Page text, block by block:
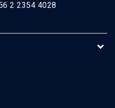
2 2354 4028